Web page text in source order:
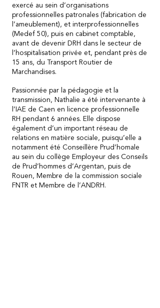
exercé au sein d’organisations
professionnelles patronales (fabrication de
l’ameublement), et interprofessionnelles
(Medef 50), puis en cabinet comptable,
avant de devenir DRH dans le secteur de
l’hospitalisation privée et, pendant près de
15 ans, du Transport Routier de
Marchandises.
Passionnée par la pédagogie et la
transmission, Nathalie a été intervenante à
l’IAE de Caen en licence professionnelle
RH pendant 6 années. Elle dispose
également d’un important réseau de
relations en matière sociale, puisqu’elle a
notamment été Conseillère Prud’homale
au sein du collège Employeur des Conseils
de Prud’hommes d’Argentan, puis de
Rouen, Membre de la commission sociale
FNTR et Membre de l’ANDRH.